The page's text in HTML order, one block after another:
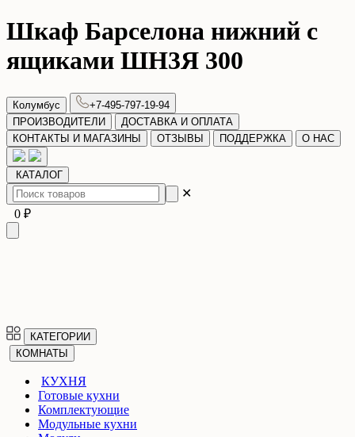
Шкаф Барселона нижний с
ящиками ШН3Я 300
Колумбус
+7-495-797-19-94
ПРОИЗВОДИТЕЛИ
ДОСТАВКА И ОПЛАТА
КОНТАКТЫ И МАГАЗИНЫ
ОТЗЫВЫ ПОДДЕРЖКА О НАС
КАТАЛОГ
✕
0 ₽
КАТЕГОРИИ
КОМНАТЫ
КУХНЯ
Готовые кухни
Комплектующие
Модульные кухни